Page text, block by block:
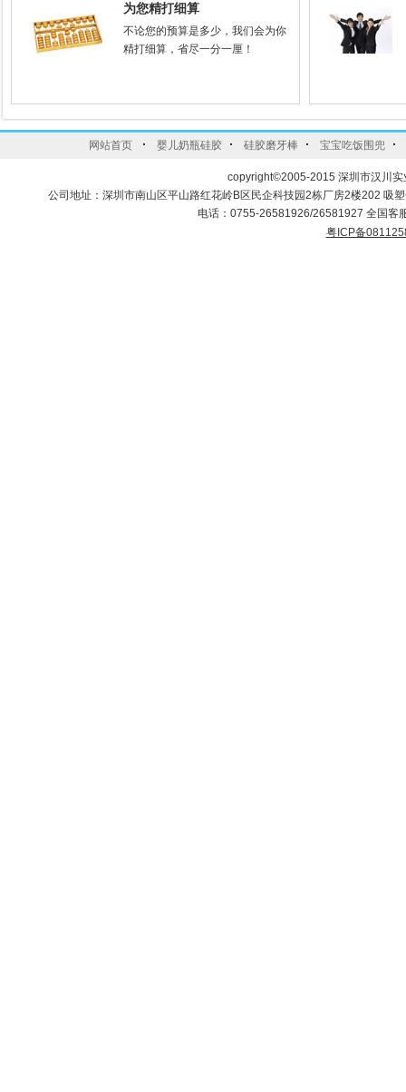
为您精打细算
不论您的预算是多少，我们会为你
精打细算，省尽一分一厘！
网站首页 · 婴儿奶瓶硅胶 · 硅胶磨牙棒 · 宝宝吃饭围兜 ·
copyright©2005-2015 深圳市汉川
公司地址：深圳市南山区平山路红花岭B区民企科技园2栋厂房2楼202 吸
电话：0755-26581926/26581927 全国客
粤ICP备